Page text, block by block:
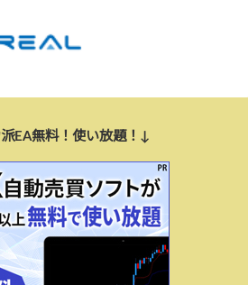
EA無料！使い放題！↓